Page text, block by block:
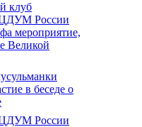
клуб
России
мероприятие,
Великой
в беседе о
России